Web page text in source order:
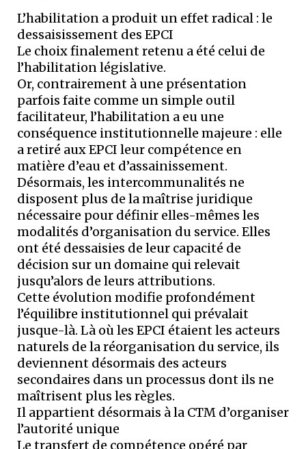
L’habilitation a produit un effet radical : le
dessaisissement des EPCI
Le choix finalement retenu a été celui de
l’habilitation législative.
Or, contrairement à une présentation
parfois faite comme un simple outil
facilitateur, l’habilitation a eu une
conséquence institutionnelle majeure : elle
a retiré aux EPCI leur compétence en
matière d’eau et d’assainissement.
Désormais, les intercommunalités ne
disposent plus de la maîtrise juridique
nécessaire pour définir elles-mêmes les
modalités d’organisation du service. Elles
ont été dessaisies de leur capacité de
décision sur un domaine qui relevait
jusqu’alors de leurs attributions.
Cette évolution modifie profondément
l’équilibre institutionnel qui prévalait
jusque-là. Là où les EPCI étaient les acteurs
naturels de la réorganisation du service, ils
deviennent désormais des acteurs
secondaires dans un processus dont ils ne
maîtrisent plus les règles.
Il appartient désormais à la CTM d’organiser
l’autorité unique
Le transfert de compétence opéré par